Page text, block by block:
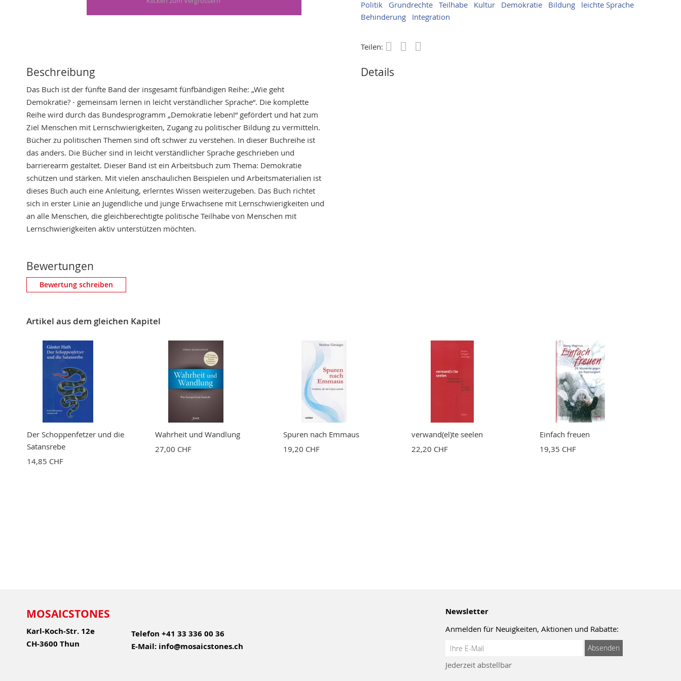
Politik Grundrechte Teilhabe Kultur Demokratie Bildung
leichte Sprache
Behinderung
Integration
Teilen:
of
images
gallery
Beschreibung
Das Buch ist der fünfte Band der insgesamt fünfbändigen Reihe: „Wie geht
Demokratie? - gemeinsam lernen in leicht verständlicher Sprache“. Die komplette
Reihe wird durch das Bundesprogramm „Demokratie leben!“ gefördert und hat zum
Ziel Menschen mit Lernschwierigkeiten, Zugang zu politischer Bildung zu vermitteln.
Bücher zu politischen Themen sind oft schwer zu verstehen. In dieser Buchreihe ist
das anders. Die Bücher sind in leicht verständlicher Sprache geschrieben und
barrierearm gestaltet. Dieser Band ist ein Arbeitsbuch zum Thema: Demokratie
schützen und stärken. Mit vielen anschaulichen Beispielen und Arbeitsmaterialien ist
dieses Buch auch eine Anleitung, erlerntes Wissen weiterzugeben. Das Buch richtet
sich in erster Linie an Jugendliche und junge Erwachsene mit Lernschwierigkeiten und
an alle Menschen, die gleichberechtigte politische Teilhabe von Menschen mit
Lernschwierigkeiten aktiv unterstützen möchten.
Details
Bewertungen
Eigene Bewertung schreiben
Bewertung
Bewertung schreiben
Artikel aus dem gleichen Kapitel
Der Schoppenfetzer und die
Satansrebe
14,85 CHF
Wahrheit und Wandlung
27,00 CHF
Spuren nach Emmaus
19,20 CHF
verwand(el)te seelen
22,20 CHF
Einfach freuen
19,35 CHF
MOSAICSTONES
Karl-Koch-Str. 12e
CH-3600 Thun
Telefon +41 33 336 00 36
E-Mail: info@mosaicstones.ch
Newsletter
Anmelden für Neuigkeiten, Aktionen und Rabatte:
Anmeldung
Newsletter:
Absenden
Jederzeit abstellbar